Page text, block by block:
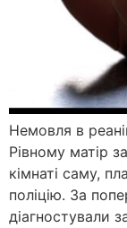
Немовля в
Рівному матір
кімнаті саму,
поліцію. За
діагностували